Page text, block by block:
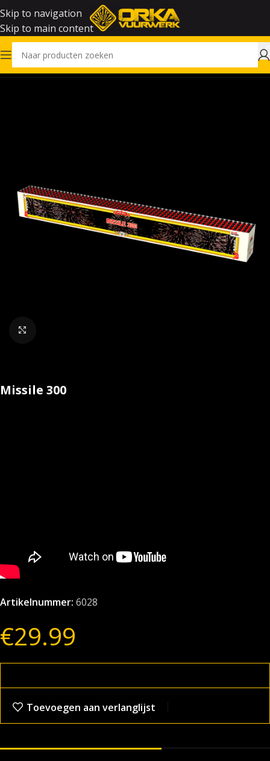
Skip to navigation
Skip to main content
Home Vuurwerk
Missile 300
Artikelnummer: 6028
€29.99
Toevoegen aan verlanglijst